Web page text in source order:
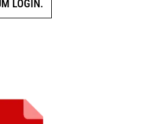
LOGIN.